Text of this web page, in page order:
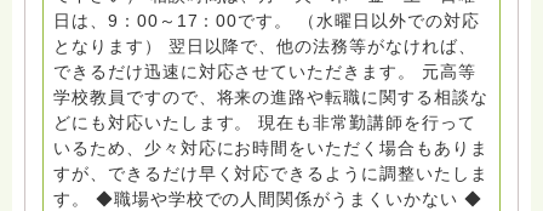
日は、9：00～17：00です。 （水曜日以外での対応
となります） 翌日以降で、他の法務等がなければ、
できるだけ迅速に対応させていただきます。 元高等
学校教員ですので、将来の進路や転職に関する相談な
どにも対応いたします。 現在も非常勤講師を行って
いるため、少々対応にお時間をいただく場合もありま
すが、できるだけ早く対応できるように調整いたしま
す。 ◆職場や学校での人間関係がうまくいかない ◆